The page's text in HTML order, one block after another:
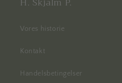
Vores historie
Kontakt
Handelsbetingelser